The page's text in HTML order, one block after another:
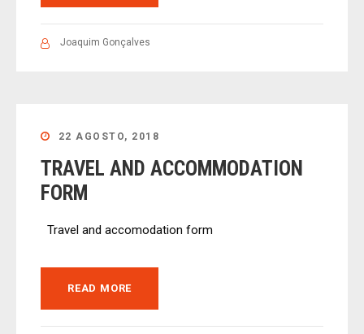
Joaquim Gonçalves
22 AGOSTO, 2018
TRAVEL AND ACCOMMODATION
FORM
Travel and accomodation form
READ MORE